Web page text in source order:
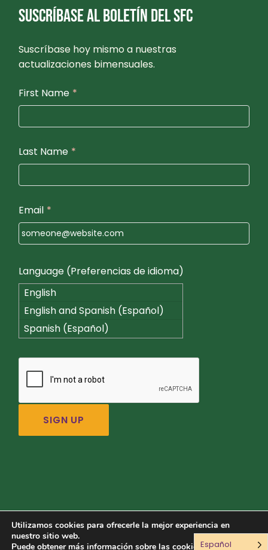
SUSCRÍBASE AL BOLETÍN DEL SFC
Suscríbase hoy mismo a nuestras
actualizaciones bimensuales.
First Name *
Last Name *
Email *
Language (Preferencias de idioma)
English
English and Spanish (Español)
Spanish (Español)
Conéctate con nosotros:
Utilizamos cookies para ofrecerle la mejor experiencia en
nuestro sitio web.
Puede obtener más información sobre las cookies que
Español